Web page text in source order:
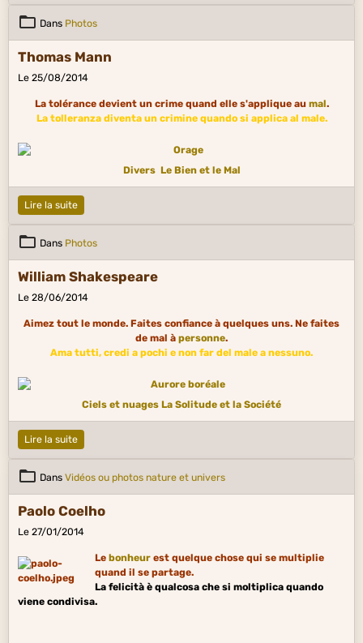
Dans Photos
Thomas Mann
Le 25/08/2014
La tolérance devient un crime quand elle s'applique au mal.
La tolleranza diventa un crimine quando si applica al male.
Divers Le Bien et le Mal
Lire la suite
Dans Photos
William Shakespeare
Le 28/06/2014
Aimez tout le monde. Faites confiance à quelques uns. Ne faites
de mal à personne.
Ama tutti, credi a pochi e non far del male a nessuno.
Ciels et nuages La Solitude et la Société
Lire la suite
Dans Vidéos ou photos nature et univers
Paolo Coelho
Le 27/01/2014
Le bonheurest quelque chose qui se multiplie
quand il se partage.
La felicità è qualcosa che si moltiplica quando
viene condivisa.